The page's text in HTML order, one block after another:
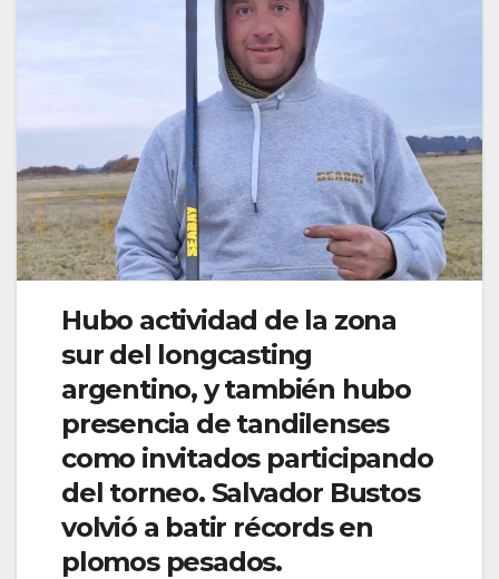
Hubo actividad de la zona
sur del longcasting
argentino, y también hubo
presencia de tandilenses
como invitados participando
del torneo. Salvador Bustos
volvió a batir récords en
plomos pesados.